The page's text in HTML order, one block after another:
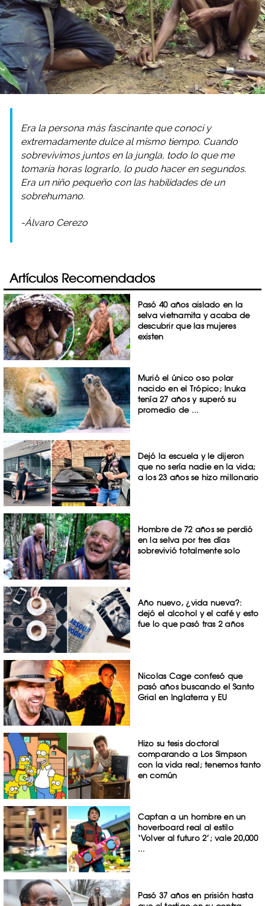
Era la persona más fascinante que conocí y
extremadamente dulce al mismo tiempo. Cuando
sobrevivimos juntos en la jungla, todo lo que me
tomaría horas lograrlo, lo pudo hacer en segundos.
Era un niño pequeño con las habilidades de un
sobrehumano.
-Álvaro Cerezo
Artículos Recomendados
Pasó 40 años aislado en la
selva vietnamita y acaba de
descubrir que las mujeres
existen
Murió el único oso polar
nacido en el Trópico; Inuka
tenía 27 años y superó su
promedio de ...
Dejó la escuela y le dijeron
que no sería nadie en la vida;
a los 23 años se hizo millonario
Hombre de 72 años se perdió
en la selva por tres días
sobrevivió totalmente solo
Año nuevo, ¿vida nueva?:
dejó el alcohol y el café y esto
fue lo que pasó tras 2 años
Nicolas Cage confesó que
pasó años buscando el Santo
Grial en Inglaterra y EU
Hizo su tesis doctoral
comparando a Los Simpson
con la vida real; tenemos tanto
en común
Captan a un hombre en un
hoverboard real al estilo
‘Volver al futuro 2’; vale 20,000
...
Pasó 37 años en prisión hasta